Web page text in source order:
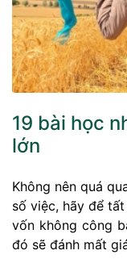
19 bài học
lớn
Không nên quá
số việc, hãy để
vốn không công
đó sẽ đánh mất